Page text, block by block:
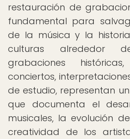
restauración de
fundamental para
de la música y la
culturas alrededor
grabaciones
conciertos,
de estudio, representan
que documenta el
musicales, la evolución
creatividad de los